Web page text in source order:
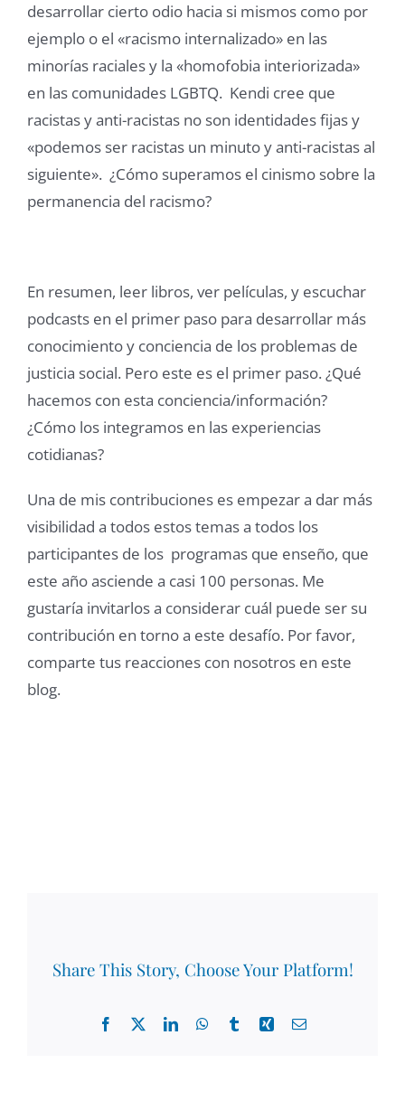
desarrollar cierto odio hacia si mismos como por
ejemplo o el «racismo internalizado» en las
minorías raciales y la «homofobia interiorizada»
en las comunidades LGBTQ. Kendi cree que
racistas y anti-racistas no son identidades fijas y
«podemos ser racistas un minuto y anti-racistas al
siguiente». ¿Cómo superamos el cinismo sobre la
permanencia del racismo?
En resumen, leer libros, ver películas, y escuchar
podcasts en el primer paso para desarrollar más
conocimiento y conciencia de los problemas de
justicia social. Pero este es el primer paso. ¿Qué
hacemos con esta conciencia/información?
¿Cómo los integramos en las experiencias
cotidianas?
Una de mis contribuciones es empezar a dar más
visibilidad a todos estos temas a todos los
participantes de los programas que enseño, que
este año asciende a casi 100 personas. Me
gustaría invitarlos a considerar cuál puede ser su
contribución en torno a este desafío. Por favor,
comparte tus reacciones con nosotros en este
blog.
Share This Story, Choose Your Platform!
Facebook LinkedInWhatsApp
TumblrXing Email